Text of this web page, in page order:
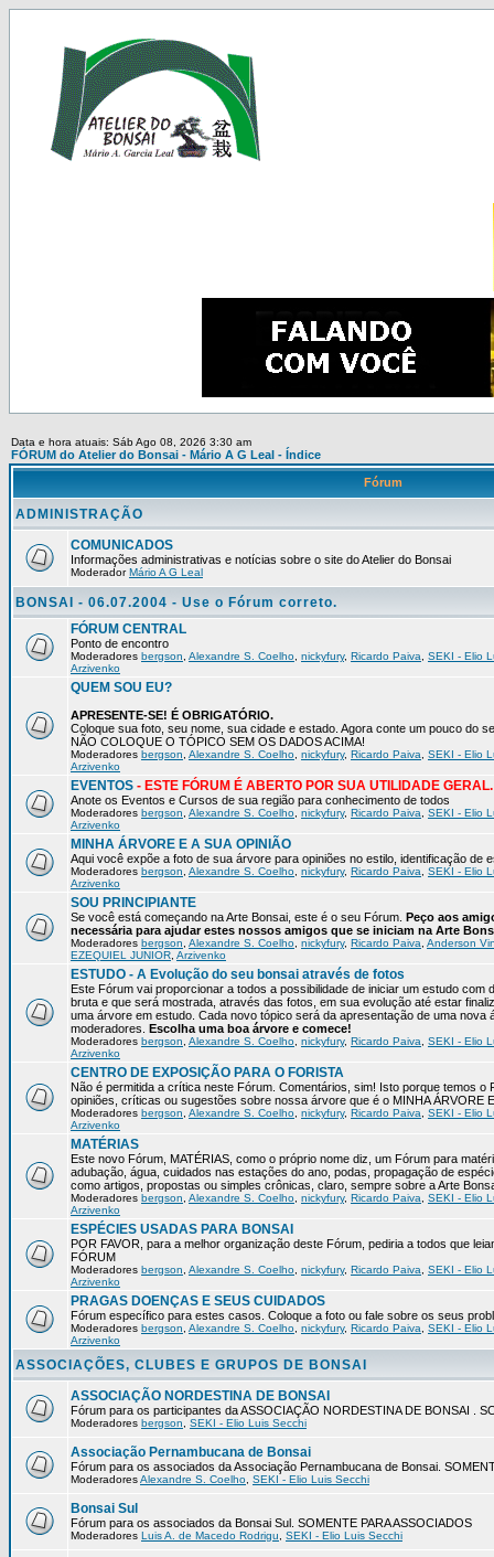
Data e hora atuais: Sáb Ago 08, 2026 3:30 am
FÓRUM do Atelier do Bonsai - Mário A G Leal - Índice
Fórum
ADMINISTRAÇÃO
COMUNICADOS
Informações administrativas e notícias sobre o site do Atelier do Bonsai
ModeradorMário A G Leal
BONSAI - 06.07.2004 - Use o Fórum correto.
FÓRUM CENTRAL
Ponto de encontro
Moderadores bergson Alexandre S. Coelho nickyfury, Ricardo Paiva
SEKI - Elio
Arzivenko
QUEM SOU EU?
APRESENTE-SE! É OBRIGATÓRIO.
Coloque sua foto, seu nome, sua cidade e estado. Agora conte um pouco do
NÃO COLOQUE O TÓPICO SEM OS DADOS ACIMA!
Moderadores bergson Alexandre S. Coelho nickyfury, Ricardo Paiva
SEKI - Elio
Arzivenko
EVENTOS - ESTE FÓRUM É ABERTO POR SUA UTILIDADE GERAL.
Anote os Eventos e Cursos de sua região para conhecimento de todos
Moderadores bergson Alexandre S. Coelho nickyfury, Ricardo Paiva
SEKI - Elio
Arzivenko
MINHA ÁRVORE E A SUA OPINIÃO
Aqui você expõe a foto de sua árvore para opiniões no estilo, identificação de
Moderadores bergson Alexandre S. Coelho nickyfury, Ricardo Paiva
SEKI - Elio
Arzivenko
SOU PRINCIPIANTE
Se você está começando na Arte Bonsai, este é o seu Fórum. Peço aos
necessária para ajudar estes nossos amigos que se iniciam na Arte
Moderadores bergson Alexandre S. Coelho nickyfury, Ricardo Paiva Anderson
EZEQUIEL JUNIOR Arzivenko
ESTUDO - A Evolução do seu bonsai através de fotos
Este Fórum vai proporcionar a todos a possibilidade de iniciar um estudo com
bruta e que será mostrada, através das fotos, em sua evolução até estar
uma árvore em estudo. Cada novo tópico será da apresentação de uma
moderadores. Escolha uma boa árvore e comece!
Moderadores bergson Alexandre S. Coelho nickyfury, Ricardo Paiva
SEKI - Elio
Arzivenko
CENTRO DE EXPOSIÇÃO PARA O FORISTA
Não é permitida a crítica neste Fórum. Comentários, sim! Isto porque temos
opiniões, críticas ou sugestões sobre nossa árvore que é o MINHA ÁRVORE
Moderadores bergson Alexandre S. Coelho nickyfury, Ricardo Paiva
SEKI - Elio
Arzivenko
MATÉRIAS
Este novo Fórum, MATÉRIAS, como o próprio nome diz, um Fórum para
adubação, água, cuidados nas estações do ano, podas, propagação de
como artigos, propostas ou simples crônicas, claro, sempre sobre a Arte
Moderadores bergson Alexandre S. Coelho nickyfury, Ricardo Paiva
SEKI - Elio
Arzivenko
ESPÉCIES USADAS PARA BONSAI
POR FAVOR, para a melhor organização deste Fórum, pediria a todos que
FÓRUM
Moderadores bergson Alexandre S. Coelho nickyfury, Ricardo Paiva
SEKI - Elio
Arzivenko
PRAGAS DOENÇAS E SEUS CUIDADOS
Fórum específico para estes casos. Coloque a foto ou fale sobre os seus
Moderadores bergson Alexandre S. Coelho nickyfury, Ricardo Paiva
SEKI - Elio
Arzivenko
ASSOCIAÇÕES, CLUBES E GRUPOS DE BONSAI
ASSOCIAÇÃO NORDESTINA DE BONSAI
Fórum para os participantes da ASSOCIAÇÃO NORDESTINA DE BONSAI .
Moderadores bergson SEKI - Elio Luis Secchi
Associação Pernambucana de Bonsai
Fórum para os associados da Associação Pernambucana de Bonsai.
ModeradoresAlexandre S. Coelho SEKI - Elio Luis Secchi
Bonsai Sul
Fórum para os associados da Bonsai Sul. SOMENTE PARA ASSOCIADOS
Moderadores Luis A. de Macedo Rodrigu SEKI - Elio Luis Secchi